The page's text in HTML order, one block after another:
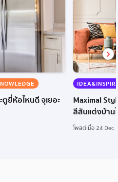
ยี่ห้อไหนดี จุเยอะ
Maximal
สีสันแต่งบ้าน
โพสต์เมื่อ 24 Dec